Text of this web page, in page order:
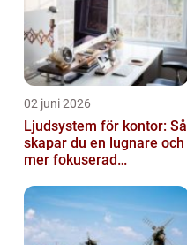
02 juni 2026
Ljudsystem för kontor: Så
skapar du en lugnare och
mer fokuserad